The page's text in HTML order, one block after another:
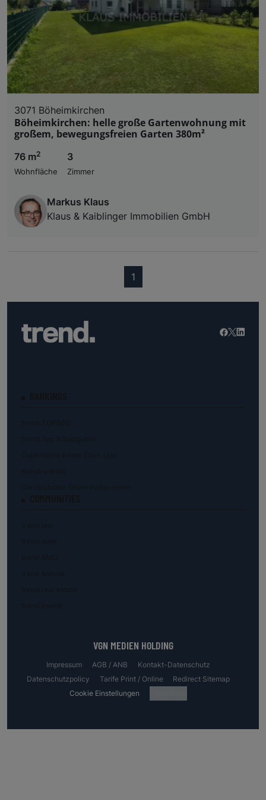
3071 Böheimkirchen
Böheimkirchen: helle große Gartenwohnung mit
großem, bewegungsfreien Garten 380m²
76 m2
Wohnfläche
3
Zimmer
Markus Klaus
Klaus & Kaiblinger Immobilien GmbH
1(current)
VGN MEDIEN HOLDING
Impressum AGB / ANB
Kontakt-Datenschutz
Datenschutzpolicy
Tarife Print / Online
Redirect Sitemap
Cookie Einstellungen